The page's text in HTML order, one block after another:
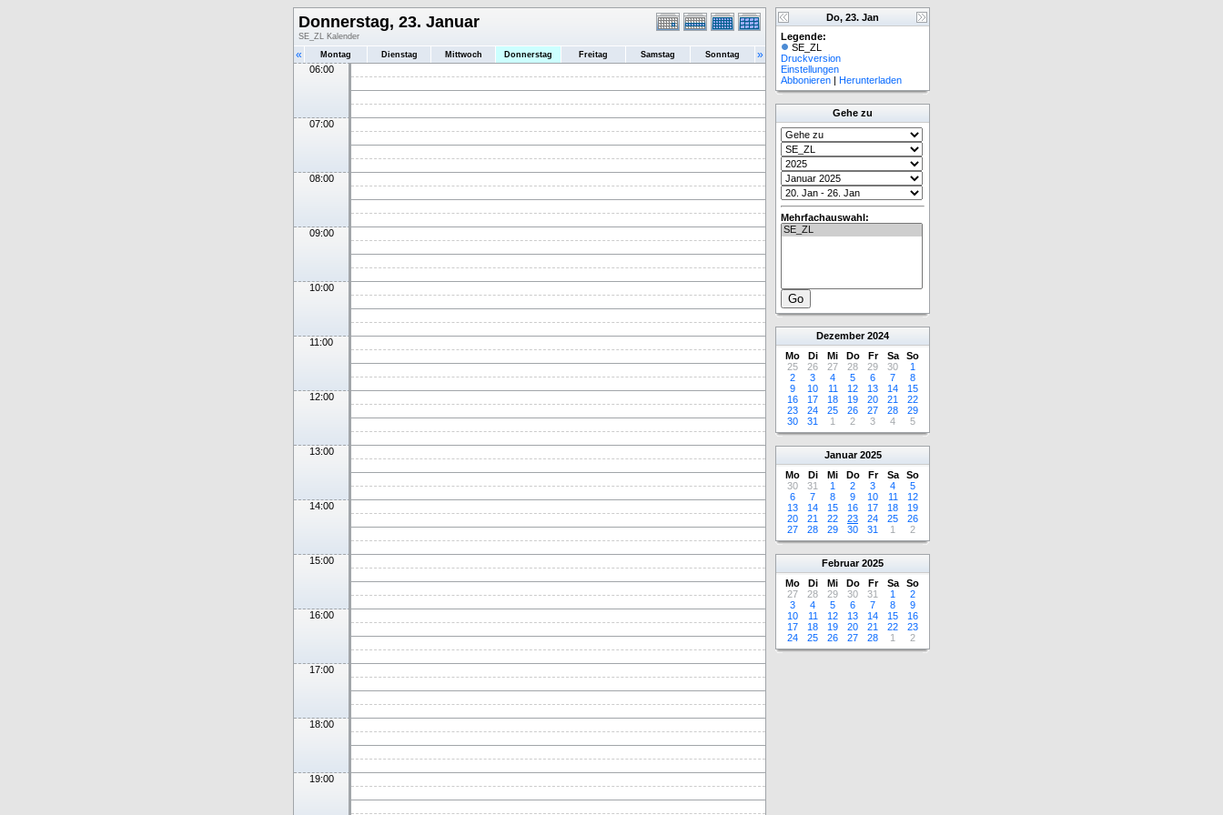
Donnerstag, 23. Januar
SE_ZL Kalender
« Montag Dienstag Mittwoch Donnerstag Freitag Samstag Sonntag »
06:00
07:00
08:00
09:00
10:00
11:00
12:00
13:00
14:00
15:00
16:00
17:00
18:00
19:00
Do, 23. Jan
Legende:
SE_ZL
Druckversion
Einstellungen
Abbonieren | Herunterladen
Gehe zu
Mehrfachauswahl:
Dezember 2024
Mo
Di Mi Do Fr Sa
So
25
26 27 28 29 30
1
2
3 4 5 6 7
8
9
10 11 12 13 14
15
16
17 18 19 20 21
22
23
24 25 26 27 28
29
30
31 1 2 3 4 5
Januar 2025
Mo
Di Mi Do Fr Sa
So
30
31 1 2 3 4
5
6
7 8 9 10 11
12
13
14 15 16 17 18
19
20
21 22 23 24 25
26
27
28 29 30 31 1 2
Februar 2025
Mo
Di Mi Do Fr Sa
So
27
28 29 30 31 1
2
3
4 5 6 7 8
9
10
11 12 13 14 15
16
17
18 19 20 21 22
23
24
25 26 27 28 1 2